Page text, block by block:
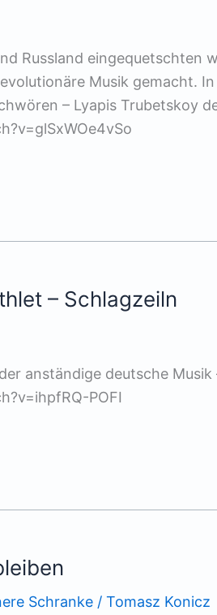
Russland eingequetschten
Musik gemacht.
– Lyapis Trubetskoy
– Schlagzeiln
anständige deutsche
POFI
Schranke / Tomasz Konicz